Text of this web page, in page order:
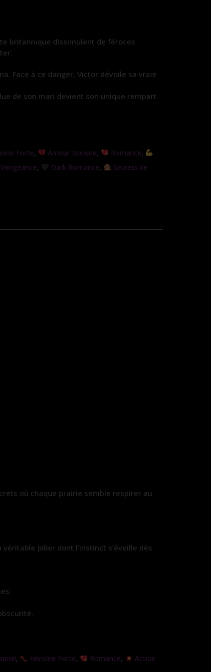
britannique dissimulent de féroces
Face à ce danger, Victor dévoile sa vraie
de son mari devient son unique rempart
Forte, Amour toxique, Romance,
, Dark Romance,
Secrets de
où chaque prairie semble respirer au
pilier dont l’instinct s’éveille dès
, Héroïne Forte, Romance,
Action